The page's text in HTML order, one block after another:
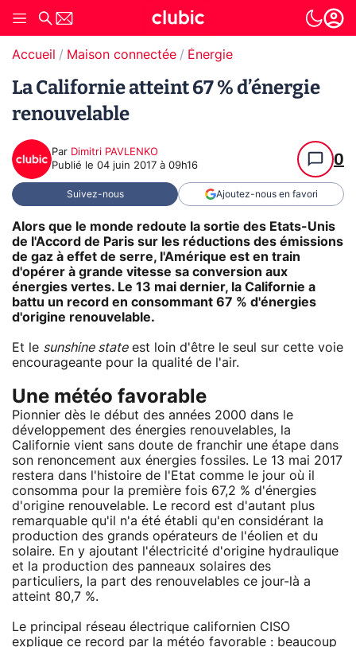
Accueil Maison connectée Énergie
La Californie atteint 67 % d’énergie
renouvelable
Par Dimitri PAVLENKO
Publié le 04 juin 2017 à 09h16 0
Suivez-nous Ajoutez-nous en favori
Alors que le monde redoute la sortie des Etats-Unis
de l'Accord de Paris sur les réductions des émissions
de gaz à effet de serre, l'Amérique est en train
d'opérer à grande vitesse sa conversion aux
énergies vertes. Le 13 mai dernier, la Californie a
battu un record en consommant 67 % d'énergies
d'origine renouvelable.
Et le sunshine stateest loin d'être le seul sur cette voie
encourageante pour la qualité de l'air.
Une météo favorable
Pionnier dès le début des années 2000 dans le
développement des énergies renouvelables, la
Californie vient sans doute de franchir une étape dans
son renoncement aux énergies fossiles. Le 13 mai 2017
restera dans l'histoire de l'Etat comme le jour où il
consomma pour la première fois 67,2 % d'énergies
d'origine renouvelable. Le record est d'autant plus
remarquable qu'il n'a été établi qu'en considérant la
production des grands opérateurs de l'éolien et du
solaire. En y ajoutant l'électricité d'origine hydraulique
et la production des panneaux solaires des
particuliers, la part des renouvelables ce jour-là a
atteint 80,7 %.
Le principal réseau électrique californien CISO
explique ce record par la météo favorable : beaucoup